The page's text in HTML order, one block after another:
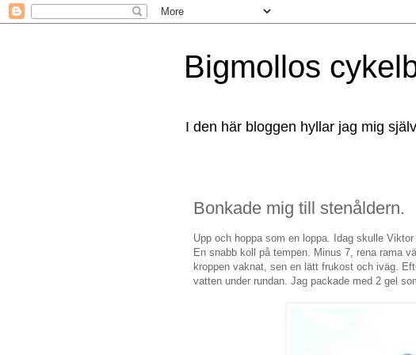
Bigmollos
I den här bloggen hyllar jag mig
Bonkade mig till stenåldern.
Upp och hoppa som en loppa. Idag skulle
En snabb koll på tempen. Minus 7, rena rama
kroppen vaknat, sen en lätt frukost och iväg.
vatten under rundan. Jag packade med 2 gel